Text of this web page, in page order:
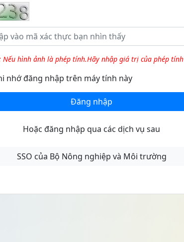
Nếu hình ảnh là phép tính.Hãy nhập giá trị của phép tính
nhớ đăng nhập trên máy tính này
Đăng nhập
Hoặc đăng nhập qua các dịch vụ sau
SSO của Bộ Nông nghiệp và Môi trường